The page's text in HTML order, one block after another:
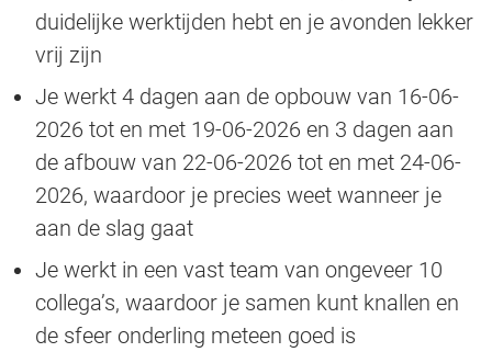
duidelijke werktijden hebt en je avonden lekker
vrij zijn
Je werkt 4 dagen aan de opbouw van 16-06-
2026 tot en met 19-06-2026 en 3 dagen aan
de afbouw van 22-06-2026 tot en met 24-06-
2026, waardoor je precies weet wanneer je
aan de slag gaat
Je werkt in een vast team van ongeveer 10
collega’s, waardoor je samen kunt knallen en
de sfeer onderling meteen goed is